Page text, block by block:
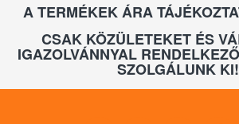
A TERMÉKEK ÁRA
CSAK KÖZÜLETEKET ÉS
IGAZOLVÁNNYAL
SZOLGÁLUNK KI!